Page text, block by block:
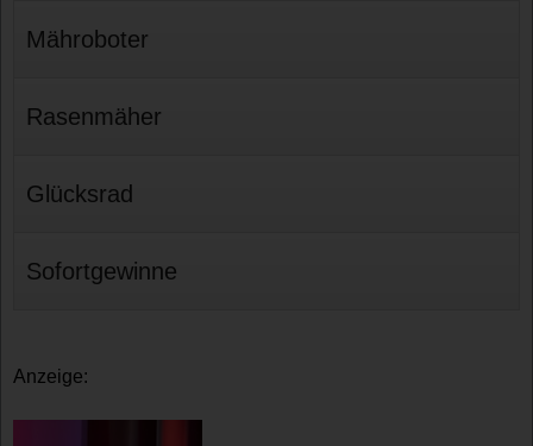
Mähroboter
Rasenmäher
Glücksrad
Sofortgewinne
Anzeige: